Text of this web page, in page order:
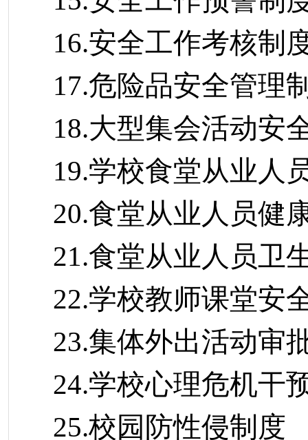
16.安全工作考核制
17.危险品安全管理
18.大型集会活动安
19.学校食堂从业人
20.食堂从业人员健
21.食堂从业人员卫
22.学校教师课堂安
23.集体外出活动审
24.学校心理危机干
25.校园防性侵制度